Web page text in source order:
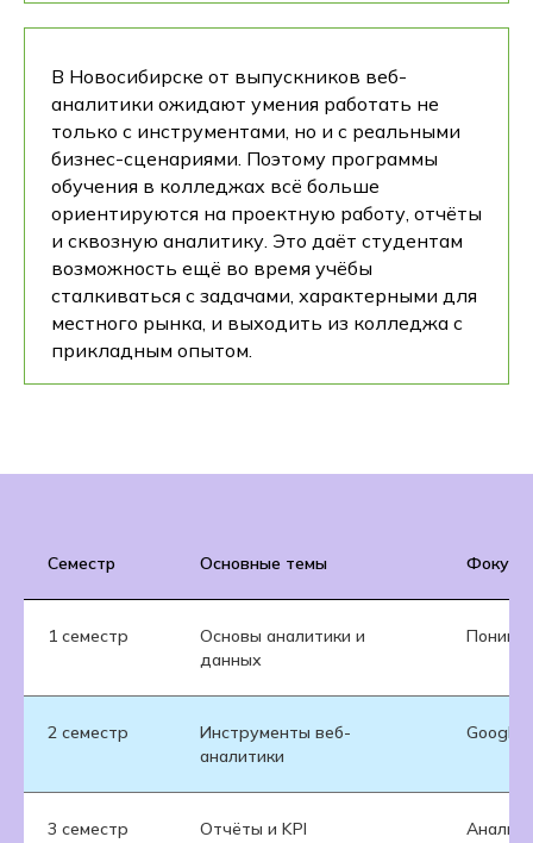
В Новосибирске от выпускников веб-
аналитики ожидают умения работать не
только с инструментами, но и с реальными
бизнес-сценариями. Поэтому программы
обучения в колледжах всё больше
ориентируются на проектную работу, отчёты
и сквозную аналитику. Это даёт студентам
возможность ещё во время учёбы
сталкиваться с задачами, характерными для
местного рынка, и выходить из колледжа с
прикладным опытом.
Семестр Основные темы Фокус
1 семестр
Основы аналитики и
данных
2 семестр
Инструменты веб-
аналитики
Google
3 семестр Отчёты и KPI Анализ